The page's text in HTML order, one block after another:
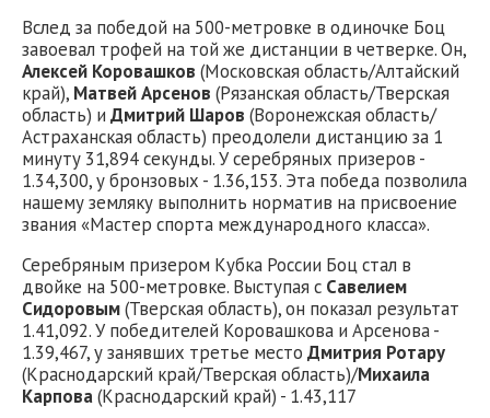
Вслед за победой на 500-метровке в одиночке Боц
завоевал трофей на той же дистанции в четверке. Он,
Алексей Коровашков (Московская область/Алтайский
край), Матвей Арсенов (Рязанская область/Тверская
область) и Дмитрий Шаров (Воронежская область/
Астраханская область) преодолели дистанцию за 1
минуту 31,894 секунды. У серебряных призеров -
1.34,300, у бронзовых - 1.36,153. Эта победа позволила
нашему земляку выполнить норматив на присвоение
звания «Мастер спорта международного класса».
Серебряным призером Кубка России Боц стал в
двойке на 500-метровке. Выступая с Савелием
Сидоровым(Тверская область), он показал результат
1.41,092. У победителей Коровашкова и Арсенова -
1.39,467, у занявших третье место Дмитрия Ротару
(Краснодарский край/Тверская область)/Михаила
Карпова(Краснодарский край) - 1.43,117